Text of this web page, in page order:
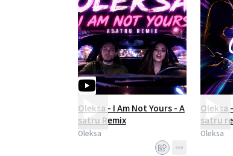
Oleksa - I Am Not Yours - A
satru Remix
Oleksa
Oleksa
satru
Oleksa